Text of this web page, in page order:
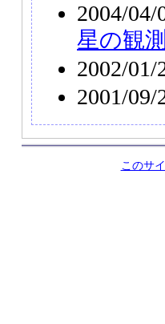
2004/04/
星の観
2002/01/
2001/09/
このサ